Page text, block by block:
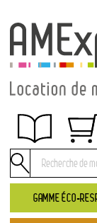
GAMME ÉCO-
Obtenir un devis
Conditions
Conditions de
Contact